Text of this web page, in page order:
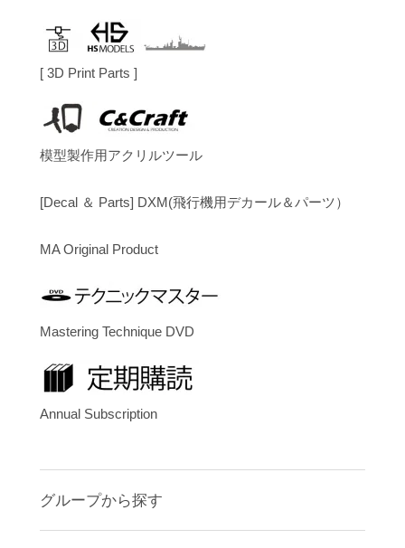
[ 3D Print Parts ]
模型製作用アクリルツール
[Decal ＆ Parts] DXM(飛行機用デカール＆パーツ）
MA Original Product
Mastering Technique DVD
Annual Subscription
グループから探す